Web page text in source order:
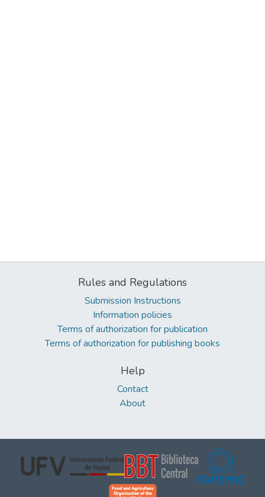
Rules and Regulations
Submission Instructions
Information policies
Terms of authorization for publication
Terms of authorization for publishing books
Help
Contact
About